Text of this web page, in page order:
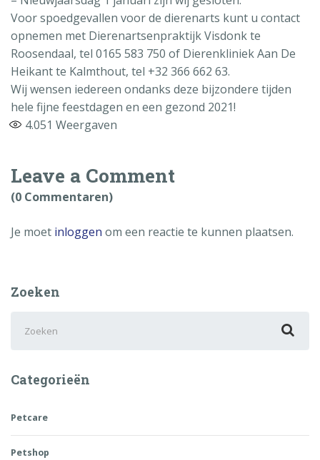
Voor spoedgevallen voor de dierenarts kunt u contact
opnemen met Dierenartsenpraktijk Visdonk te
Roosendaal, tel 0165 583 750 of Dierenkliniek Aan De
Heikant te Kalmthout, tel +32 366 662 63.
Wij wensen iedereen ondanks deze bijzondere tijden
hele fijne feestdagen en een gezond 2021!
4.051 Weergaven
Leave a Comment
(0 Commentaren)
Je moet inloggen om een reactie te kunnen plaatsen.
Zoeken
naar:
Categorieën
Petcare
Petshop